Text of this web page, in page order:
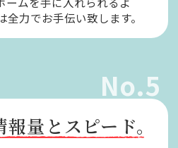
力でお手伝い致します。
No.5
量とスピード。